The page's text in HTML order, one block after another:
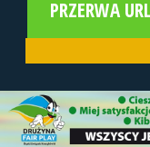
PRZERWA